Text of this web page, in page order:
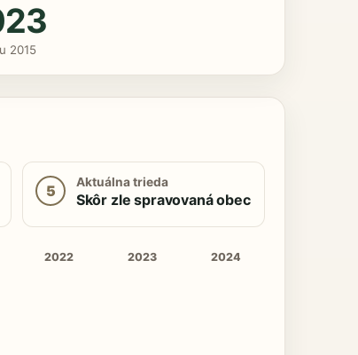
2015
5 Aktuálna trieda
Skôr zle spravovaná obec
2022 2023 2024